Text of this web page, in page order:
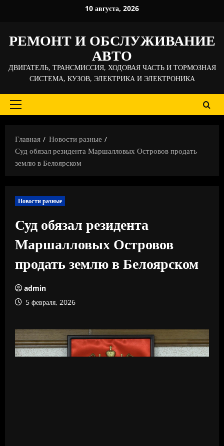
10 августа, 2026
РЕМОНТ И ОБСЛУЖИВАНИЕ
АВТО
ДВИГАТЕЛЬ, ТРАНСМИССИЯ, ХОДОВАЯ ЧАСТЬ И ТОРМОЗНАЯ
СИСТЕМА, КУЗОВ, ЭЛЕКТРИКА И ЭЛЕКТРОНИКА
Основное
Главная
Новости разные
Суд обязал резидента Маршалловых Островов продать
землю в Белоярском
Новости разные
Суд обязал резидента
Маршалловых Островов
продать землю в Белоярском
admin
5 февраля, 2026